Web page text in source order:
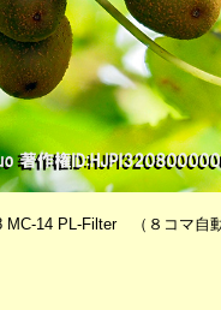
MC-14 PL-Filter （８コマ自